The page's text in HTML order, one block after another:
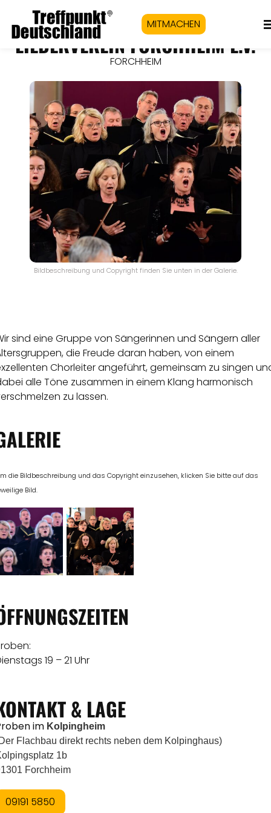
MITMACHEN
LIEDERVEREIN FORCHHEIM E.V.
FORCHHEIM
Bildbeschreibung und Copyright finden Sie unten in der Galerie.
sind eine Gruppe von Sängerinnen und Sängern aller
die Freude daran haben, von einem
Chorleiter angeführt, gemeinsam zu singen
alle Töne zusammen in einem Klang harmonisch
zu lassen.
die Bildbeschreibung und das Copyright einzusehen, klicken Sie bitte auf das
Bild.
19 – 21 Uhr
& LAGE
im Kolpingheim
Flachbau direkt rechts neben dem Kolpinghaus)
1b
Forchheim
09191 5850